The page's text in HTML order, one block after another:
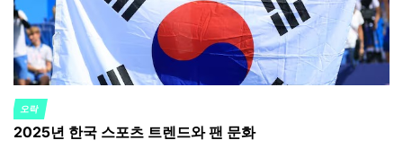
POSTED
IN
오락
2025년 한국 스포츠 트렌드와 팬 문화